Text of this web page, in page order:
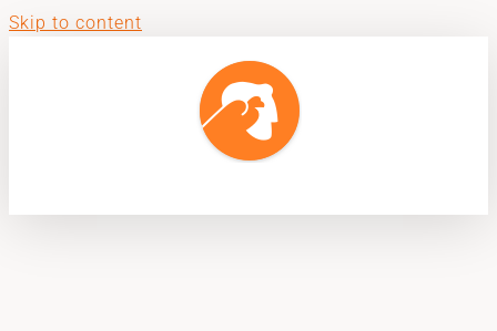
Skip to content